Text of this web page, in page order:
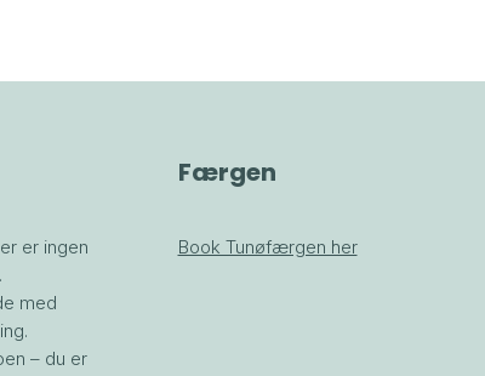
er ingen
med
– du er
Færgen
Book Tunøfærgen her